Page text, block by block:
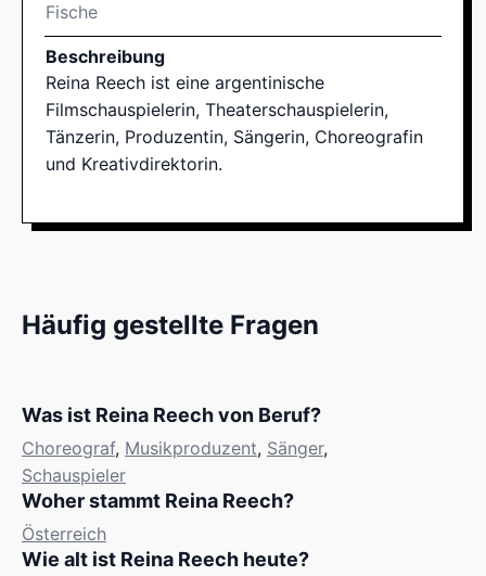
Fische
Beschreibung
Reina Reech ist eine argentinische
Filmschauspielerin, Theaterschauspielerin,
Tänzerin, Produzentin, Sängerin, Choreografin
und Kreativdirektorin.
Häufig gestellte Fragen
Was ist Reina Reech von Beruf?
Choreograf, Musikproduzent, Sänger,
Schauspieler
Woher stammt Reina Reech?
Österreich
Wie alt ist Reina Reech heute?